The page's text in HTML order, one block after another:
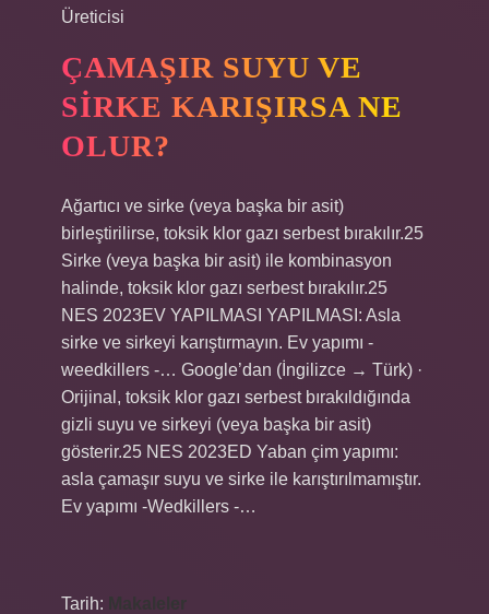
Üreticisi
ÇAMAŞIR SUYU VE
SIRKE KARIŞIRSA NE
OLUR?
Ağartıcı ve sirke (veya başka bir asit)
birleştirilirse, toksik klor gazı serbest bırakılır.25
Sirke (veya başka bir asit) ile kombinasyon
halinde, toksik klor gazı serbest bırakılır.25
NES 2023EV YAPILMASI YAPILMASI: Asla
sirke ve sirkeyi karıştırmayın. Ev yapımı -
weedkillers -… Google’dan (İngilizce → Türk) ·
Orijinal, toksik klor gazı serbest bırakıldığında
gizli suyu ve sirkeyi (veya başka bir asit)
gösterir.25 NES 2023ED Yaban çim yapımı:
asla çamaşır suyu ve sirke ile karıştırılmamıştır.
Ev yapımı -Wedkillers -…
Tarih: Makaleler